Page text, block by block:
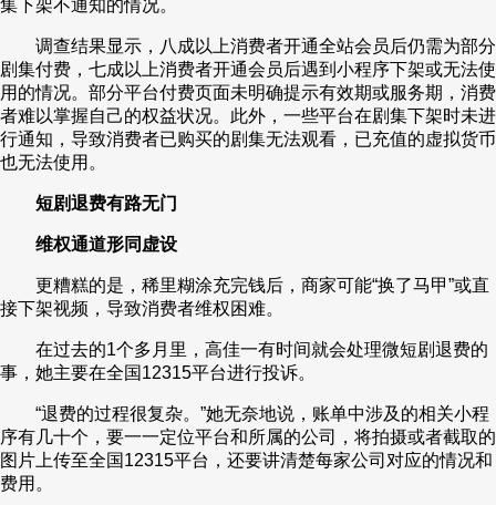
集下架不通知的情况。
调查结果显示，八成以上消费者开通全站会员后仍需为部分
剧集付费，七成以上消费者开通会员后遇到小程序下架或无法使
用的情况。部分平台付费页面未明确提示有效期或服务期，消费
者难以掌握自己的权益状况。此外，一些平台在剧集下架时未进
行通知，导致消费者已购买的剧集无法观看，已充值的虚拟货币
也无法使用。
短剧退费有路无门
维权通道形同虚设
更糟糕的是，稀里糊涂充完钱后，商家可能“换了马甲”或直
接下架视频，导致消费者维权困难。
在过去的1个多月里，高佳一有时间就会处理微短剧退费的
事，她主要在全国12315平台进行投诉。
“退费的过程很复杂。”她无奈地说，账单中涉及的相关小程
序有几十个，要一一定位平台和所属的公司，将拍摄或者截取的
图片上传至全国12315平台，还要讲清楚每家公司对应的情况和
费用。